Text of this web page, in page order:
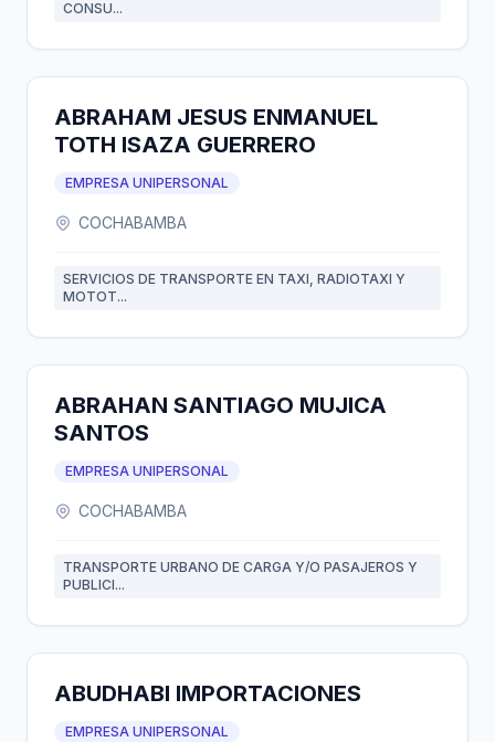
CONSU...
ABRAHAM JESUS ENMANUEL
TOTH ISAZA GUERRERO
EMPRESA UNIPERSONAL
COCHABAMBA
SERVICIOS DE TRANSPORTE EN TAXI, RADIOTAXI Y
MOTOT...
ABRAHAN SANTIAGO MUJICA
SANTOS
EMPRESA UNIPERSONAL
COCHABAMBA
TRANSPORTE URBANO DE CARGA Y/O PASAJEROS Y
PUBLICI...
ABUDHABI IMPORTACIONES
EMPRESA UNIPERSONAL